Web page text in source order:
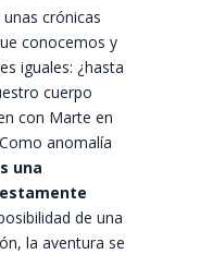
unas crónicas
conocemos y
iguales: ¿hasta
cuerpo
con Marte en
anomalía
una
de una
la aventura se